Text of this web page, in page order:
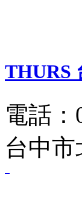
THURS
電話：
台中